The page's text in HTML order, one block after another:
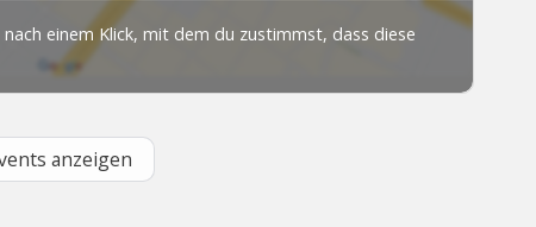
anzeigen